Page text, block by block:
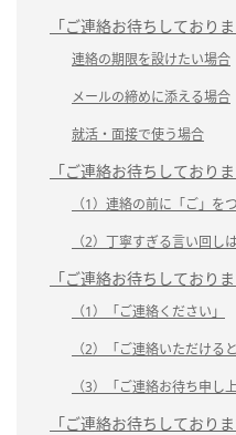
「ご連絡お待ちしており
連絡の期限を設けたい場合
メールの締めに添える場合
就活・面接で使う場合
「ご連絡お待ちしており
（1）連絡の前に「ご」を
（2）丁寧すぎる言い回し
「ご連絡お待ちしており
（1）「ご連絡ください」
（2）「ご連絡いただける
（3）「ご連絡お待ち申し
「ご連絡お待ちしており